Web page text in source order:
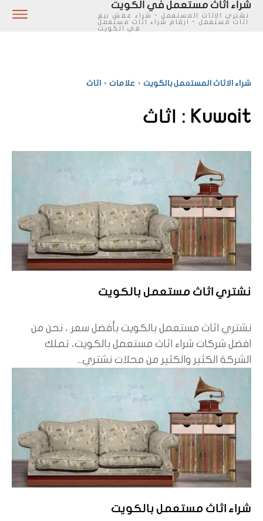
شراء اثاث مستعمل في الكويت
نشتري الاثاث المستعمل - شراء عفش بيع
اثاث مستعمل - ارقام شراء اثاث مستعمل
في الكويت
شراء الاثاث المستعمل بالكويت علامات اثاث
Kuwait : اثاث
نشتري اثاث مستعمل بالكويت
نشتري اثاث مستعمل بالكويت بأفضل سعر ، نحن من
افضل شركات شراء اثاث مستعمل بالكويت، تملك
الشركة الكثير والكثير من محلات نشتري...
شراء اثاث مستعمل بالكويت